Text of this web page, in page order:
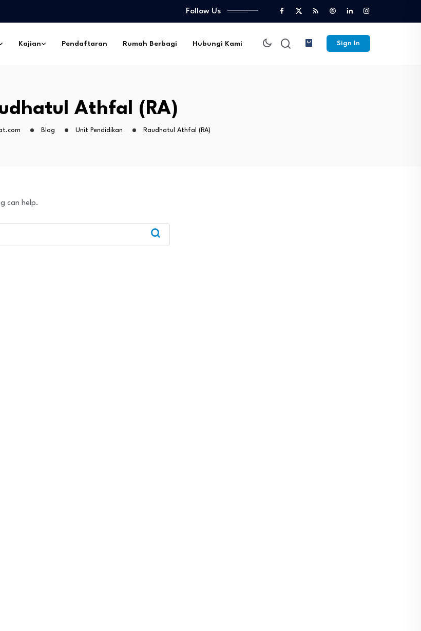
Pesantren…
Pesantren…
–…
Follow Us
Kajian Pendaftaran Rumah Berbagi Hubungi Kami Sign In
Athfal (RA)
Blog Unit Pendidikan Raudhatul Athfal (RA)
can help.